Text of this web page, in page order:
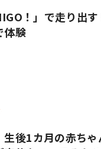
！」で走り出
体験
生後1カ月の赤ち